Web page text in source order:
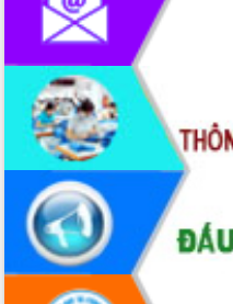
Lễ phát động chuỗi hoạt động chung
tay làm sạch môi trường
Xã Ea Kar bước chuyển mình trong
công tác cải cách hành chính mô hình
mới
UBND tỉnh họp báo định kỳ tháng 4
năm 2026
Hội thảo khoa học “Giải pháp thúc đẩy
phát triển nền kinh tế xanh tại tỉnh
Đắk Lắk”
Tăng cường giám sát, đôn đốc thực
hiện nhiệm vụ quản lý tài sản công
hàng tuần